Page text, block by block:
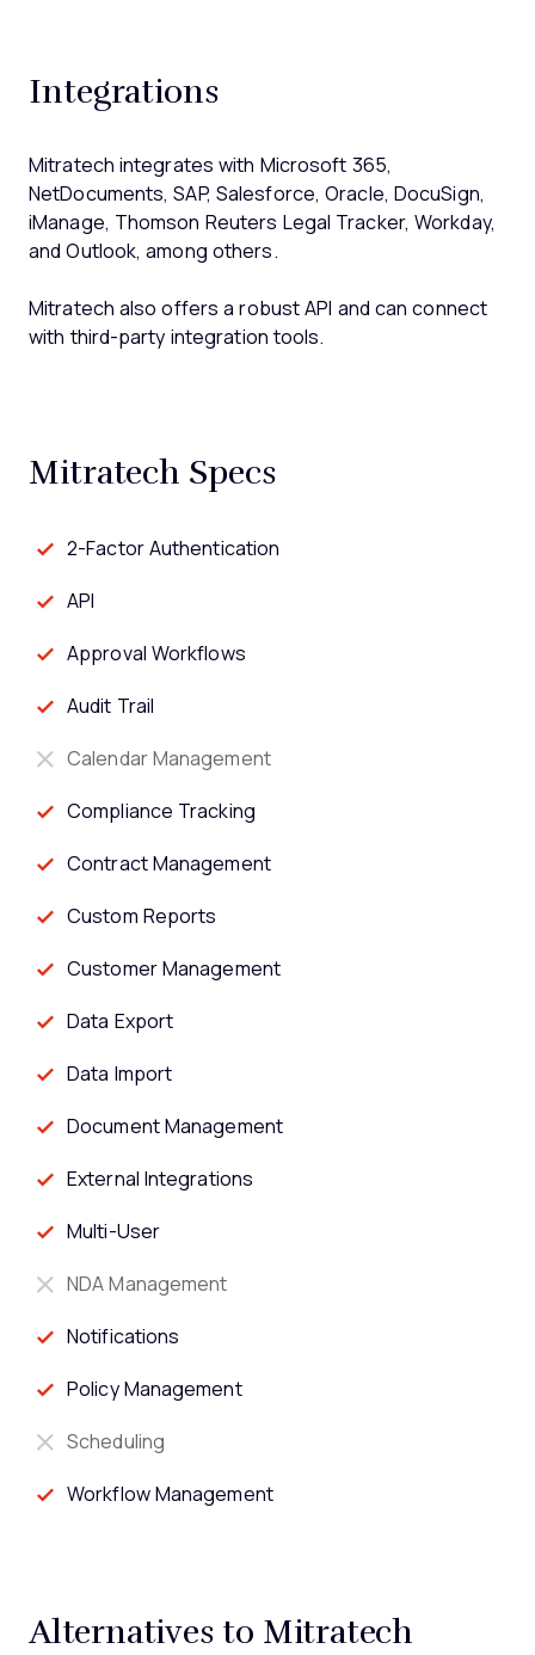
Integrations
Mitratech integrates with Microsoft 365,
NetDocuments, SAP, Salesforce, Oracle, DocuSign,
iManage, Thomson Reuters Legal Tracker, Workday,
and Outlook, among others.
Mitratech also offers a robust API and can connect
with third-party integration tools.
Mitratech Specs
2-Factor Authentication
API
Approval Workflows
Audit Trail
Calendar Management
Compliance Tracking
Contract Management
Custom Reports
Customer Management
Data Export
Data Import
Document Management
External Integrations
Multi-User
NDA Management
Notifications
Policy Management
Scheduling
Workflow Management
Alternatives to Mitratech